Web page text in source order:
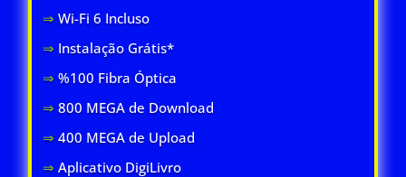
⇒ Wi-Fi 6 Incluso
⇒ Instalação Grátis*
⇒ %100 Fibra Óptica
⇒ 800 MEGA de Download
⇒400 MEGA de Upload
⇒Aplicativo DigiLivro